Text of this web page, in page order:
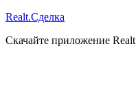
Realt.Сделка
Скачайте приложение Realt